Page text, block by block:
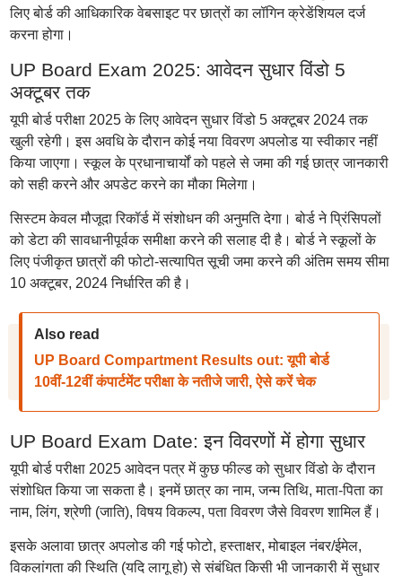
लिए बोर्ड की आधिकारिक वेबसाइट पर छात्रों का लॉगिन क्रेडेंशियल दर्ज
करना होगा।
UP Board Exam 2025: आवेदन सुधार विंडो 5
अक्टूबर तक
यूपी बोर्ड परीक्षा 2025 के लिए आवेदन सुधार विंडो 5 अक्टूबर 2024 तक
खुली रहेगी। इस अवधि के दौरान कोई नया विवरण अपलोड या स्वीकार नहीं
किया जाएगा। स्कूल के प्रधानाचार्यों को पहले से जमा की गई छात्र जानकारी
को सही करने और अपडेट करने का मौका मिलेगा।
सिस्टम केवल मौजूदा रिकॉर्ड में संशोधन की अनुमति देगा। बोर्ड ने प्रिंसिपलों
को डेटा की सावधानीपूर्वक समीक्षा करने की सलाह दी है। बोर्ड ने स्कूलों के
लिए पंजीकृत छात्रों की फोटो-सत्यापित सूची जमा करने की अंतिम समय सीमा
10 अक्टूबर, 2024 निर्धारित की है।
Also read
UP Board Compartment Results out: यूपी बोर्ड
10वीं-12वीं कंपार्टमेंट परीक्षा के नतीजे जारी, ऐसे करें चेक
UP Board Exam Date: इन विवरणों में होगा सुधार
यूपी बोर्ड परीक्षा 2025 आवेदन पत्र में कुछ फील्ड को सुधार विंडो के दौरान
संशोधित किया जा सकता है। इनमें छात्र का नाम, जन्म तिथि, माता-पिता का
नाम, लिंग, श्रेणी (जाति), विषय विकल्प, पता विवरण जैसे विवरण शामिल हैं।
इसके अलावा छात्र अपलोड की गई फोटो, हस्ताक्षर, मोबाइल नंबर/ईमेल,
विकलांगता की स्थिति (यदि लागू हो) से संबंधित किसी भी जानकारी में सुधार